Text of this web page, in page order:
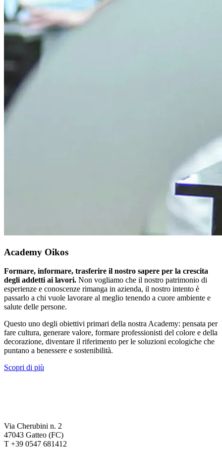
Academy Oikos
Formare, informare, trasferire il nostro sapere per la crescita
degli addetti ai lavori. Non vogliamo che il nostro patrimonio di
esperienze e conoscenze rimanga in azienda, il nostro intento è
passarlo a chi vuole lavorare al meglio tenendo a cuore ambiente e
salute delle persone.
Questo uno degli obiettivi primari della nostra Academy: pensata per
fare cultura, generare valore, formare professionisti del colore e della
decorazione, diventare il riferimento per le soluzioni ecologiche che
puntano a benessere e sostenibilità.
Scopri di più
Via Cherubini n. 2
47043 Gatteo (FC)
T +39 0547 681412